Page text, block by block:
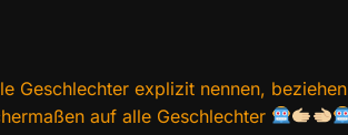
Geschlechter explizit nennen, beziehen
auf alle Geschlechter